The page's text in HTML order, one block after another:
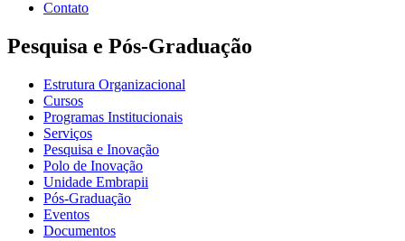
Contato
Pesquisa e Pós-Graduação
Estrutura Organizacional
Cursos
Programas Institucionais
Serviços
Pesquisa e Inovação
Polo de Inovação
Unidade Embrapii
Pós-Graduação
Eventos
Documentos